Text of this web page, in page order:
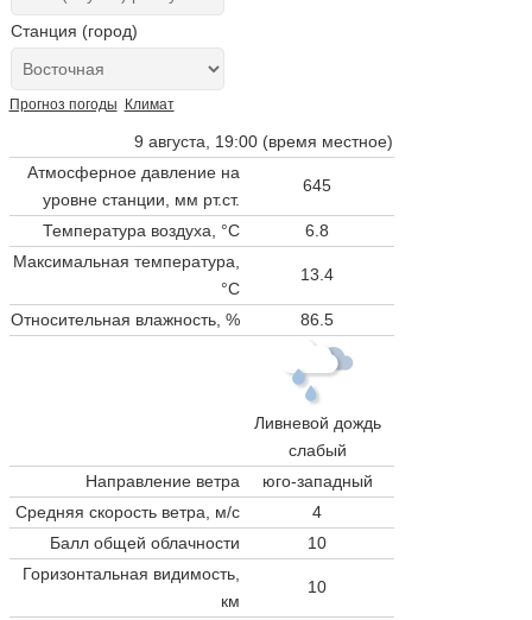
Станция (город)
Прогноз погоды Климат
9 августа, 19:00 (время местное)
Атмосферное давление на
уровне станции, мм рт.ст.
645
Температура воздуха, °C
6.8
Максимальная температура,
°C
13.4
Относительная влажность, % 86.5
Ливневой дождь
слабый
Направление ветра
юго-западный
Средняя скорость ветра, м/с
4
Балл общей облачности
10
Горизонтальная видимость,
км
10